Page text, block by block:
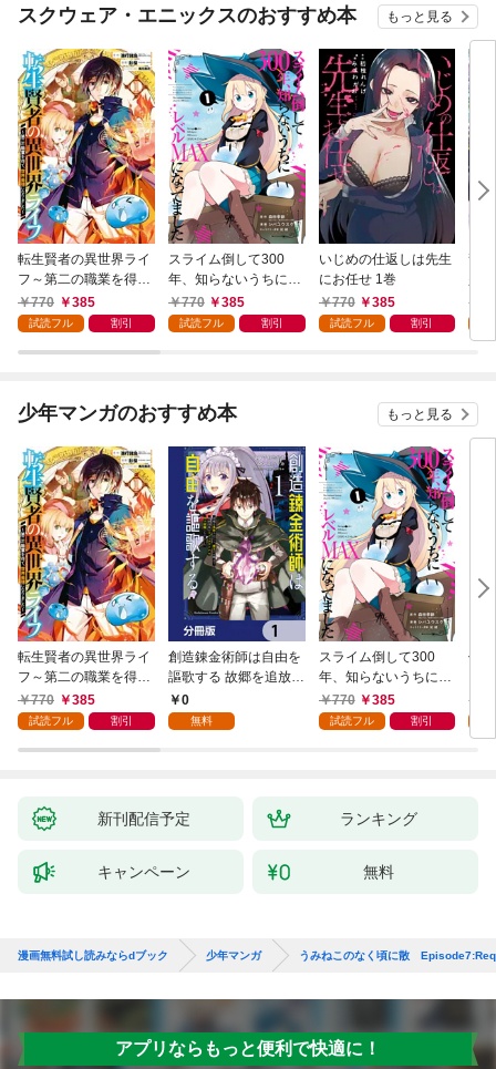
スクウェア・エニックスのおすすめ本 もっと見る
転生賢者の異世界ライ
フ～第二の職業を得
て、世界最強になりま
した～ 1巻
770 385
試読フル 割引
スライム倒して300
年、知らないうちにレ
ベルMAXになってまし
た 1巻
770 385
試読フル 割引
いじめの仕返しは先生
にお任せ 1巻
770
385
試読フル 割引
龍
愛
少年マンガのおすすめ本 もっと見る
転生賢者の異世界ライ
フ～第二の職業を得
て、世界最強になりま
した～ 1巻
770 385
試読フル 割引
創造錬金術師は自由を
謳歌する 故郷を追放さ
れたら、魔王のお膝元
で超絶効果のマジック
0
無料
スライム倒して300
年、知らないうちにレ
ベルMAXになってまし
た 1巻
770 385
試読フル 割引
信
新刊配信予定 ランキング
キャンペーン 無料
漫画無料試し読みならdブック 少年マンガ うみねこのなく頃に散
アプリならもっと便利で快適に！